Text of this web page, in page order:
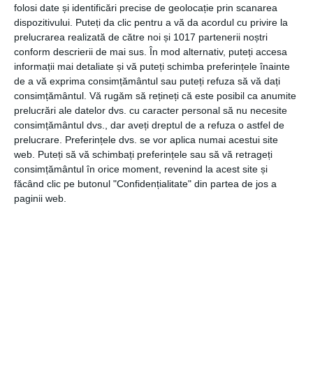
folosi date și identificări precise de geolocație prin scanarea
dispozitivului. Puteți da clic pentru a vă da acordul cu privire la
prelucrarea realizată de către noi și 1017 partenerii noștri
conform descrierii de mai sus. În mod alternativ, puteți accesa
informații mai detaliate și vă puteți schimba preferințele înainte
de a vă exprima consimțământul sau puteți refuza să vă dați
consimțământul. Vă rugăm să rețineți că este posibil ca anumite
prelucrări ale datelor dvs. cu caracter personal să nu necesite
consimțământul dvs., dar aveți dreptul de a refuza o astfel de
prelucrare. Preferințele dvs. se vor aplica numai acestui site
web. Puteți să vă schimbați preferințele sau să vă retrageți
consimțământul în orice moment, revenind la acest site și
făcând clic pe butonul "Confidențialitate" din partea de jos a
paginii web.
cadou ce poate atrage sărăcie. Pare contradictoriu, dar
aceasta este o convenție care s-a încetățenit foarte bine
în toate culturile. Dacă vrei totuși să faci un astfel de
cadou, este absolut necesar să așezi și o bancnotă în
portofel sau geantă. Orientează-te după hârtii de 5lei sau
50lei pentru a urma pașii tradiției până la capăt.
În concluzie, darurile de Crăciun trebuie alese cu
sufletul, dar și cu cap. Este important ca pe lângă
aspectul cadoului să existe și o latură practică a acestuia,
dar dacă darul mult râvnit este un ceas sau un portofel,